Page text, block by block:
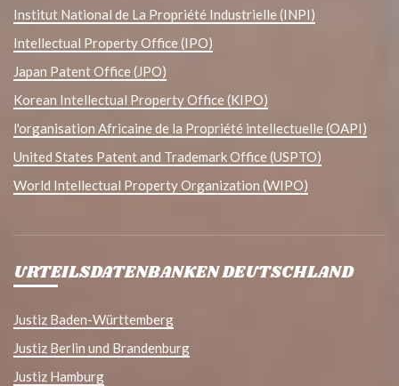
Institut National de La Propriété Industrielle (INPI)
Intellectual Property Office (IPO)
Japan Patent Office (JPO)
Korean Intellectual Property Office (KIPO)
l'organisation Africaine de la Propriété intellectuelle (OAPI)
United States Patent and Trademark Office (USPTO)
World Intellectual Property Organization (WIPO)
URTEILSDATENBANKEN DEUTSCHLAND
Justiz Baden-Württemberg
Justiz Berlin und Brandenburg
Justiz Hamburg